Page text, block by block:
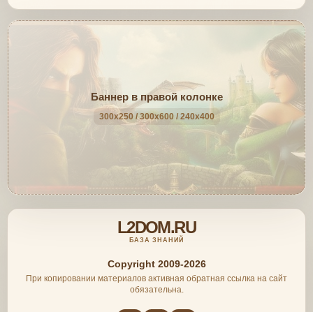
Баннер в правой колонке
300x250 / 300x600 / 240x400
L2DOM.RU
БАЗА ЗНАНИЙ
Copyright 2009-2026
При копировании материалов активная обратная ссылка на сайт
обязательна.